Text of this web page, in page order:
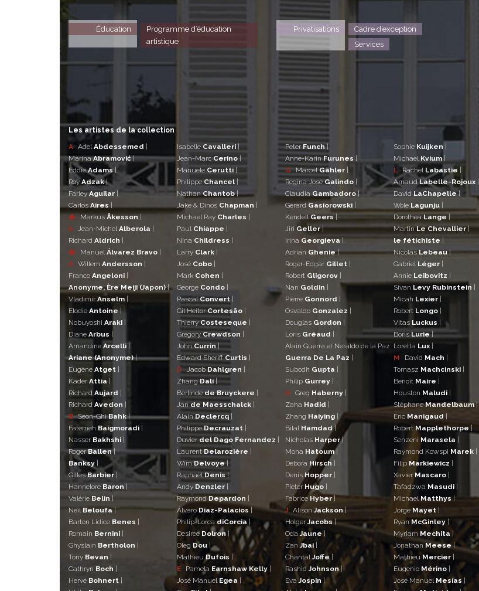
Éducation
Programme d’éducation
artistique
Privatisations
Cadre d’exception
Services
Les artistes de la collection
A Adel Abdessemed |
MarinaAbramović|
EddieAdams |
RoyAdzak|
FarleyAguilar |
Carlos Aires |
�
Markus Åkesson |
A
Jean-Michel Alberola |
Richard Aldrich |
�
Manuel Álvarez Bravo |
A Willem Andersson |
Franco Angeloni |
Anonyme, Ère Meiji (Japon)|
Vladimir Anselm |
Elodie Antoine|
Nobuyoshi Araki |
Diane Arbus |
Amandine Arcelli |
Ariane (Anonyme)|
Eugène Atget |
Kader Attia |
Richard Aujard |
Richard Avedon |
B Seon-GhiBahk|
Fatemeh Baigmoradi |
Nasser Bakhshi |
RogerBallen|
Banksy |
GillesBarbier |
Hannelore Baron |
Valérie Belin|
Neïl Beloufa|
Barton Lidice Benes |
Romain Bernini |
Ghyslain Bertholon |
Tony Bevan |
Cathryn Boch |
Hervé Bohnert |
Isabelle Cavalleri |
Jean-Marc Cerino |
Manuele Cerutti |
Philippe Chancel |
NathanChantob|
Jake & Dinos Chapman |
Michael Ray Charles |
Paul Chiappe |
Nina Childress |
Larry Clark |
José Cobo |
Mark Cohen |
George Condo |
PascalConvert |
Gil HeitorCortesão |
ThierryCosteseque |
GregoryCrewdson |
JohnCurrin|
Edward SheriffCurtis |
D JacobDahlgren |
ZhangDali|
Berlindede Bruyckere |
Jande Maesschalck |
AlainDeclercq|
PhilippeDecrauzat |
Duvierdel Dago Fernandez |
LaurentDelarozière |
WimDelvoye|
RaphaëlDenis|
Andy Denzler |
RaymondDepardon |
Álvaro Diaz-Palacios |
Philip-LorcadiCorcia |
Desiree Dolron |
Oleg Dou |
MathieuDufois |
E
Pamela Earnshaw Kelly |
José Manuel Egea |
PeterFunch|
Anne-KarinFurunes |
G MarcelGähler |
Regina JoséGalindo |
Claudia Gambadoro|
Gérard Gasiorowski |
KendellGeers |
Jiri Geller|
Irina Georgieva|
Adrian Ghenie|
Roger-Edgar Gillet |
Robert Gligorov |
Nan Goldin |
Pierre Gonnord |
Osvaldo Gonzalez |
Douglas Gordon |
Loris Gréaud |
Alain Guerra et Neraldo de la Paz
Guerra De La Paz |
Subodh Gupta |
Philip Gurrey |
H
Greg Haberny |
Zaha Hadid |
Zhang Haiying |
Bilal Hamdad|
Nicholas Harper|
Mona Hatoum|
Debora Hirsch |
Denis Hopper |
Pieter Hugo |
Fabrice Hyber|
J Alison Jackson|
Holger Jacobs|
OdaJaune |
Zan Jbai|
Chantal Joffe |
RashidJohnson|
EvaJospin |
Sophie Kuijken |
Michael Kvium|
L Rachel Labastie |
ArnaudLabelle-Rojoux |
DavidLaChapelle|
Wole Lagunju |
DorotheaLange|
MartinLe Chevallier|
le fétichiste |
NicolasLebeau|
Gabriel Léger |
Annie Leibovitz |
Sivan Levy Rubinstein |
Micah Lexier |
Robert Longo |
Vitas Luckus |
BorisLurie|
Loretta Lux |
M
David Mach |
Tomasz Machcinski |
Benoît Maire |
Houston Maludi |
StéphaneMandelbaum|
Eric Manigaud |
RobertMapplethorpe |
Senzeni Marasela |
Raymond Kowspi Marek |
Filip Markiewicz |
Xavier Mascaro |
Tafadzwa Masudi |
MichaelMatthys|
Jorge Mayet |
Ryan McGinley |
Myriam Mechita |
JonathanMeese|
Mathieu Mercier |
Eugenio Mérino |
José Manuel Mesías |